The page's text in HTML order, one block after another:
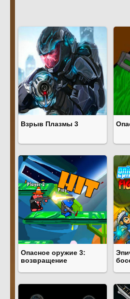
Взрыв Плазмы 3
Опасное оружие 3:
возвращение